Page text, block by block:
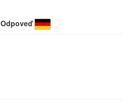
Odpoveď